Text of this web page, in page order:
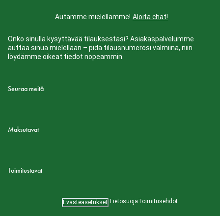
Autamme mielellämme! Aloita chat!
Onko sinulla kysyttävää tilauksestasi? Asiakaspalvelumme
auttaa sinua mielellään – pidä tilausnumerosi valmiina, niin
löydämme oikeat tiedot nopeammin.
Seuraa meitä
Maksutavat
Toimitustavat
Evästeasetukset TietosuojaToimitusehdot